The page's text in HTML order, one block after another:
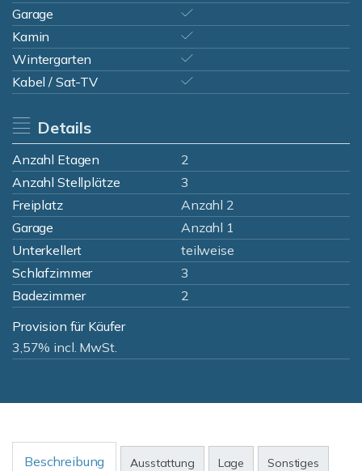
Garage
Kamin
Wintergarten
Kabel / Sat-TV
Details
Anzahl Etagen
2
Anzahl Stellplätze
3
Freiplatz
Anzahl 2
Garage
Anzahl 1
Unterkellert
teilweise
Schlafzimmer
3
Badezimmer
2
Provision für Käufer
3,57% incl. MwSt.
Beschreibung Ausstattung Lage Sonstiges